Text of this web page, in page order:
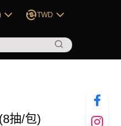
TWD
抽/包)